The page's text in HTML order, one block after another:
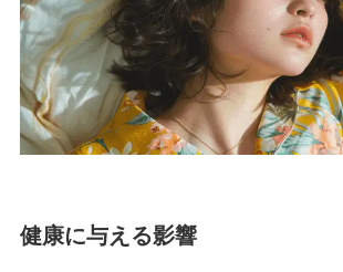
健康に与える影響